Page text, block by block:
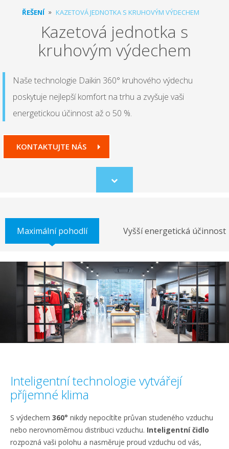
ŘEŠENÍ KAZETOVÁ JEDNOTKA S KRUHOVÝM VÝDECHEM
Kazetová jednotka s
kruhovým výdechem
Naše technologie Daikin 360° kruhového výdechu
poskytuje nejlepší komfort na trhu a zvyšuje vaši
energetickou účinnost až o 50 %.
KONTAKTUJTE NÁS
Scroll
to
Maximální pohodlí Vyšší energetická účinnost
Inteligentní technologie vytvářejí
příjemné klima
S výdechem 360° nikdy nepocítíte průvan studeného vzduchu
nebo nerovnoměrnou distribuci vzduchu. Inteligentní čidlo
rozpozná vaši polohu a nasměruje proud vzduchu od vás,